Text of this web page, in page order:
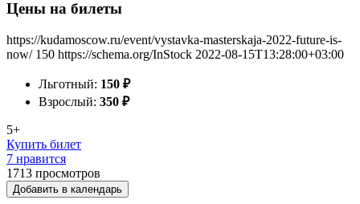
Цены на билеты
https://kudamoscow.ru/event/vystavka-masterskaja-2022-future-is-
now/ 150 https://schema.org/InStock 2022-08-15T13:28:00+03:00
Льготный: 150 ₽
Взрослый: 350 ₽
5+
Купить билет
7 нравится
1713 просмотров
Добавить в календарь